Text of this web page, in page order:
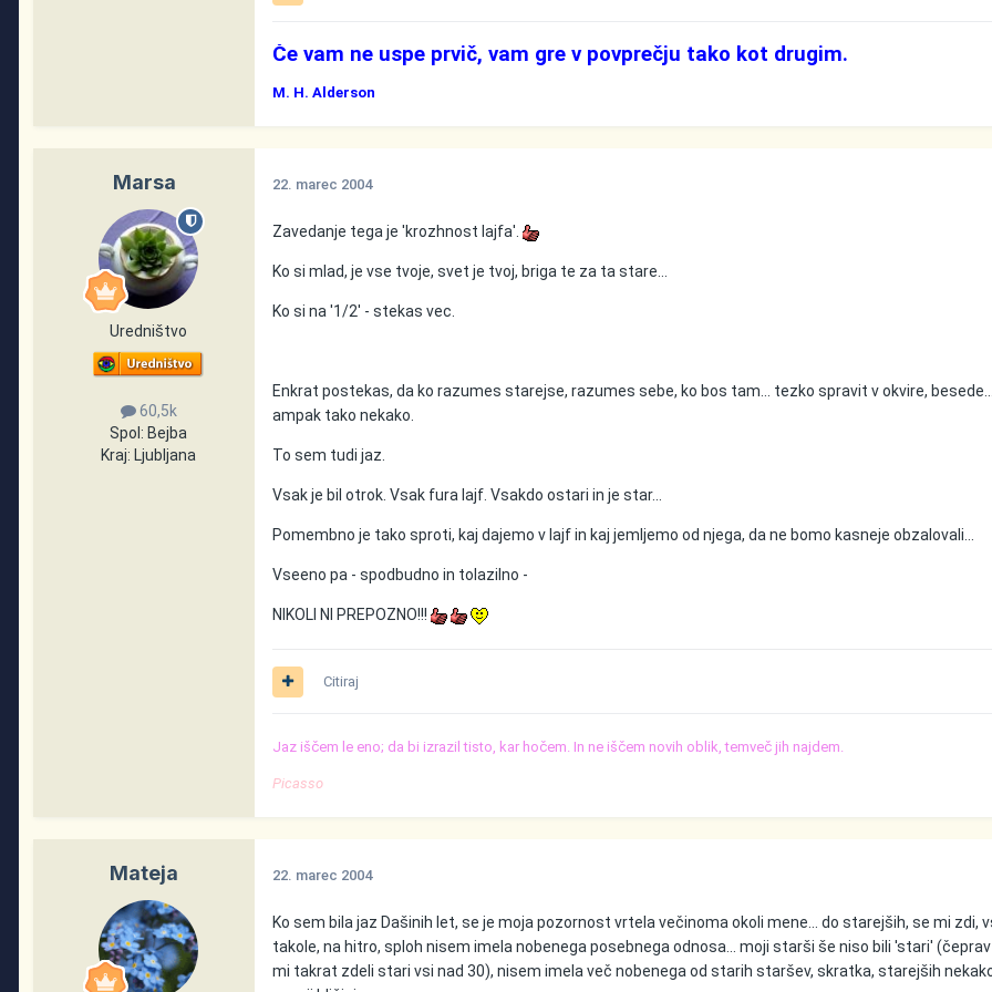
Če vam ne uspe prvič, vam gre v povprečju tako kot drugim.
M. H. Alderson
Marsa
Uredništvo
60,5k
Spol: Bejba
Kraj: Ljubljana
22. marec 2004
Zavedanje tega je 'krozhnost lajfa'.
Ko si mlad, je vse tvoje, svet je tvoj, briga te za ta stare...
Ko si na '1/2' - stekas vec.
Enkrat postekas, da ko razumes starejse, razumes sebe, ko bos tam... tezko spravit v okvire,
ampak tako nekako.
To sem tudi jaz.
Vsak je bil otrok. Vsak fura lajf. Vsakdo ostari in je star...
Pomembno je tako sproti, kaj dajemo v lajf in kaj jemljemo od njega, da ne bomo kasneje obzalovali...
Vseeno pa - spodbudno in tolazilno -
NIKOLI NI PREPOZNO!!!
Citiraj
Jaz iščem le eno; da bi izrazil tisto, kar hočem. In ne iščem novih oblik, temveč jih najdem.
Picasso
Mateja 22. marec 2004
Ko sem bila jaz Dašinih let, se je moja pozornost vrtela večinoma okoli mene... do starejših, se mi zdi,
takole, na hitro, sploh nisem imela nobenega posebnega odnosa... moji starši še niso bili 'stari'
mi takrat zdeli stari vsi nad 30), nisem imela več nobenega od starih staršev, skratka, starejših